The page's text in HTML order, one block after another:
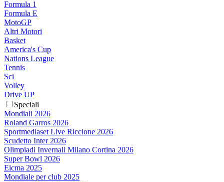
Formula 1
Formula E
MotoGP
Altri Motori
Basket
America's Cup
Nations League
Tennis
Sci
Volley
Drive UP
Speciali
Mondiali 2026
Roland Garros 2026
Sportmediaset Live Riccione 2026
Scudetto Inter 2026
Olimpiadi Invernali Milano Cortina 2026
Super Bowl 2026
Eicma 2025
Mondiale per club 2025